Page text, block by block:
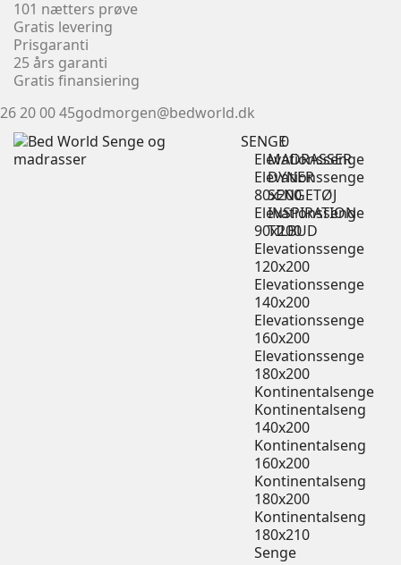
101 nætters prøve
Gratis levering
Prisgaranti
25 års garanti
Gratis finansiering
26 20 00 45godmorgen@bedworld.dk
SENGE
Elevationssenge
Elevationssenge
80x200
Elevationssenge
90x200
Elevationssenge
120x200
Elevationssenge
140x200
Elevationssenge
160x200
Elevationssenge
180x200
Kontinentalsenge
Kontinentalseng
140x200
Kontinentalseng
160x200
Kontinentalseng
180x200
Kontinentalseng
180x210
Senge
MADRASSER
DYNER
SENGETØJ
INSPIRATION
TILBUD
0